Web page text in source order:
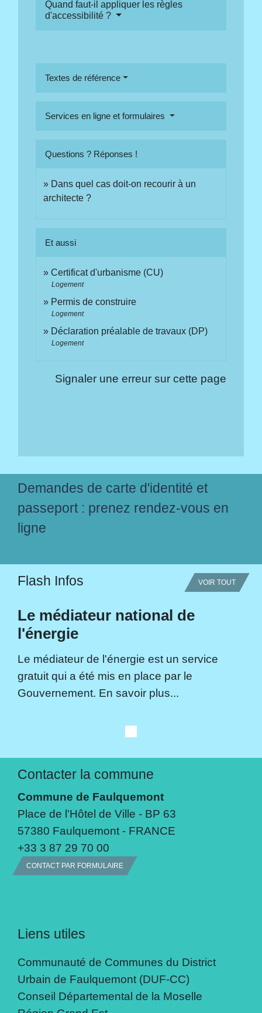
Quand faut-il appliquer les règles
d'accessibilité ?
Textes de référence
Services en ligne et formulaires
Questions ? Réponses !
Dans quel cas doit-on recourir à un
architecte ?
Et aussi
Certificat d'urbanisme (CU)
Logement
Permis de construire
Logement
Déclaration préalable de travaux (DP)
Logement
Signaler une erreur sur cette page
Demandes de carte d'identité et
passeport : prenez rendez-vous en
ligne
Flash Infos VOIR TOUT
Le médiateur national de
l'énergie
Le médiateur de l'énergie est un service
gratuit qui a été mis en place par le
Gouvernement. En savoir plus...
Contacter la commune
Commune de Faulquemont
Place de l'Hôtel de Ville - BP 63
57380 Faulquemont - FRANCE
+33 3 87 29 70 00
CONTACT PAR FORMULAIRE
Liens utiles
Communauté de Communes du District
Urbain de Faulquemont (DUF-CC)
Conseil Départemental de la Moselle